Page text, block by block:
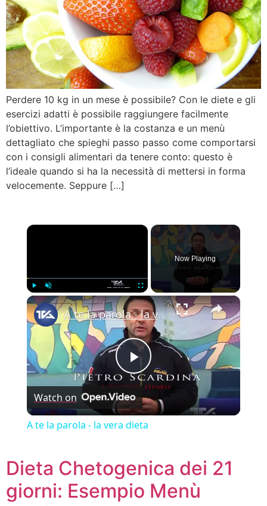
Perdere 10 kg in un mese è possibile? Con le diete e gli
esercizi adatti è possibile raggiungere facilmente
l’obiettivo. L’importante è la costanza e un menù
dettagliato che spieghi passo passo come comportarsi
con i consigli alimentari da tenere conto: questo è
l’ideale quando si ha la necessità di mettersi in forma
velocemente. Seppure […]
×
Unmute Fullscreen
Now Playing
×
Play Video
A te la parola - la vera dieta
Watch on
A te la parola - la vera dieta
Dieta Chetogenica dei 21
giorni: Esempio Menù